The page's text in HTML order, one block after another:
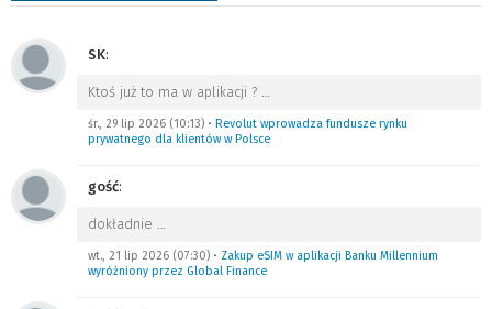
SK:
Ktoś już to ma w aplikacji ? …
śr., 29 lip 2026 (10:13) • Revolut wprowadza fundusze rynku
prywatnego dla klientów w Polsce
gość:
dokładnie …
wt., 21 lip 2026 (07:30) • Zakup eSIM w aplikacji Banku Millennium
wyróżniony przez Global Finance